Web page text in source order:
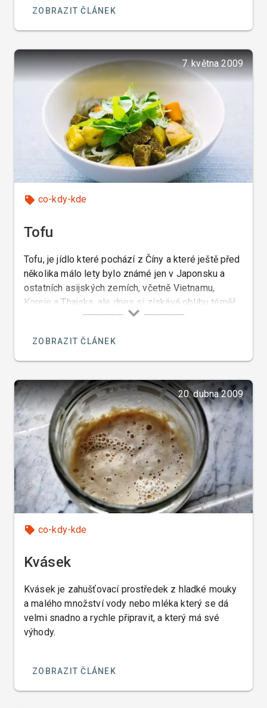
znamená, že když je něco, nebo někdo „na odstřel“
že se řekne „eighty six“.
ZOBRAZIT ČLÁNEK
7. května 2009
co-kdy-kde
Tofu
Tofu, je jídlo které pochází z Číny a které ještě před
několika málo lety bylo známé jen v Japonsku a
ostatních asijských zemích, včetně Vietnamu,
Koreje a Thajska, ale dnes si získává oblibu téměř
po celém světě a dokonce i v České republice.
ZOBRAZIT ČLÁNEK
20. dubna 2009
co-kdy-kde
Kvásek
Kvásek je zahušťovací prostředek z hladké mouky
a malého množství vody nebo mléka který se dá
velmi snadno a rychle připravit, a který má své
výhody.
ZOBRAZIT ČLÁNEK